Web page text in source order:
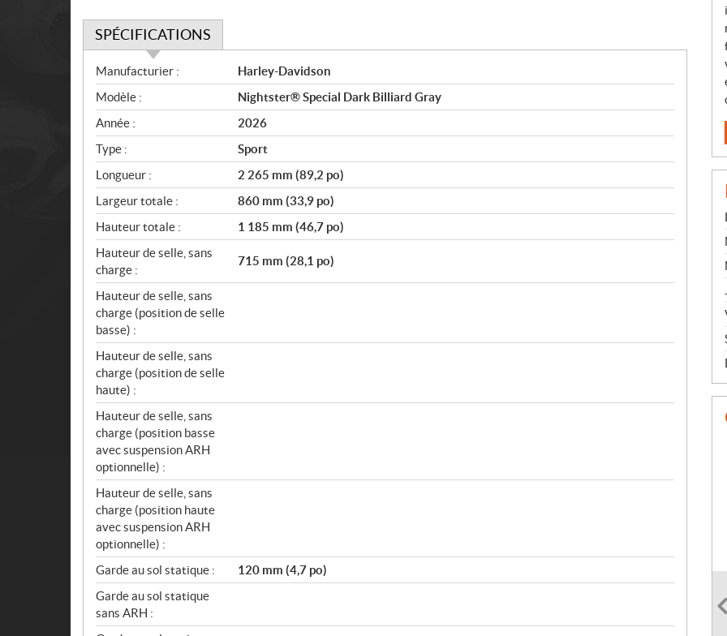
SPÉCIFICATIONS
S
p
é
c
i
f
i
c
a
t
i
o
n
s
Manufacturier :
Harley-Davidson
Modèle :
Nightster® Special Dark Billiard Gray
Année :
2026
Type :
Sport
Longueur :
2 265 mm (89,2 po)
Largeur totale :
860 mm (33,9 po)
Hauteur totale :
1 185 mm (46,7 po)
Hauteur de selle, sans
charge :
715 mm (28,1 po)
Hauteur de selle, sans
charge (position de selle
basse) :
Hauteur de selle, sans
charge (position de selle
haute) :
Hauteur de selle, sans
charge (position basse
avec suspension ARH
optionnelle) :
Hauteur de selle, sans
charge (position haute
avec suspension ARH
optionnelle) :
Garde au sol statique :
120 mm (4,7 po)
Garde au sol statique
sans ARH :